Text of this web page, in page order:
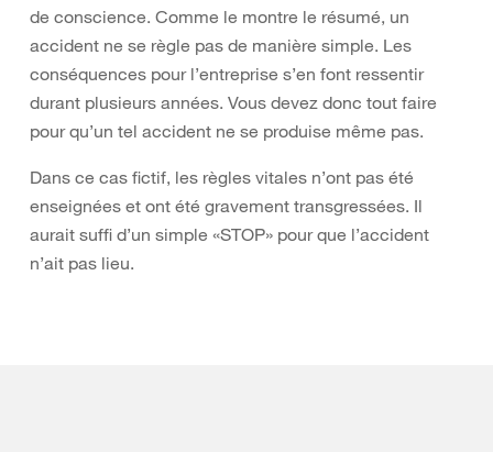
de conscience. Comme le montre le résumé, un
accident ne se règle pas de manière simple. Les
conséquences pour l’entreprise s’en font ressentir
durant plusieurs années. Vous devez donc tout faire
pour qu’un tel accident ne se produise même pas.
Dans ce cas fictif, les règles vitales n’ont pas été
enseignées et ont été gravement transgressées. Il
aurait suffi d’un simple «STOP» pour que l’accident
n’ait pas lieu.